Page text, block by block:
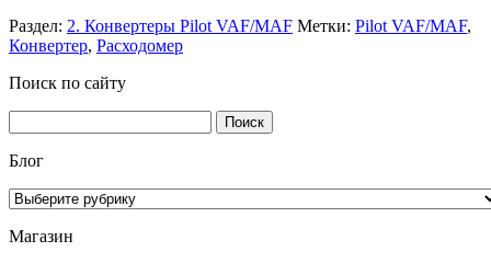
Раздел: 2. Конвертеры Pilot VAF/MAF Метки: Pilot VAF/MAF,
Конвертер, Расходомер
Поиск по сайту
Блог
Блог
Магазин